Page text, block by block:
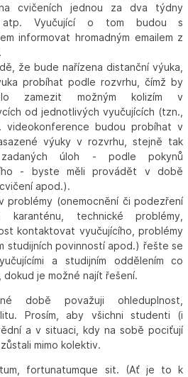
cvičeních jednou za dva týdny
atp. Vyučující o tom budou s
informovat hromadným emailem z
že bude nařízena distanční výuka,
probíhat podle rozvrhu, čímž by
zamezit možným kolizím v
od jednotlivých vyučujících (tzn.,
videokonference budou probíhat v
výuky v rozvrhu, stejně tak
úloh - podle pokynů
- byste měli provádět v době
apod.).
problémy (onemocnění či podezření
technické problémy,
kontaktovat vyučujícího, problémy
studijních povinností apod.) řešte se
a studijním oddělením co
dokud je možné najít řešení.
době považuji ohleduplnost,
Prosím, aby všichni studenti (i
a v situaci, kdy na sobě pociťují
mimo kolektiv.
fortunatumque sit. (Ať je to k